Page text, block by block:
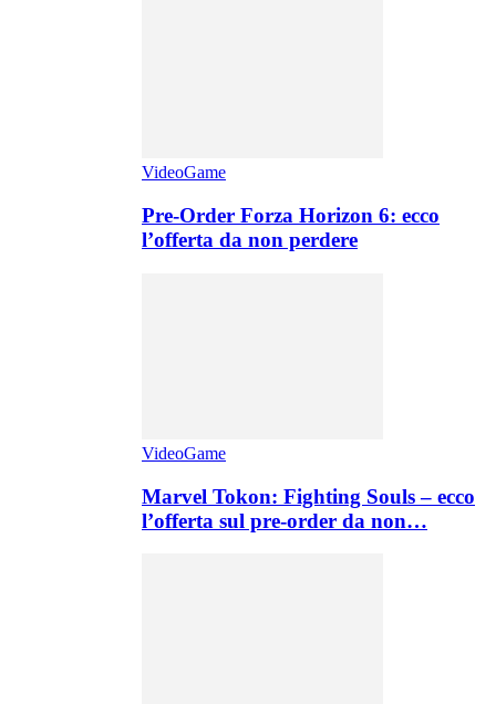
VideoGame
Pre-Order Forza Horizon 6: ecco
l’offerta da non perdere
VideoGame
Marvel Tokon: Fighting Souls – ecco
l’offerta sul pre-order da non…